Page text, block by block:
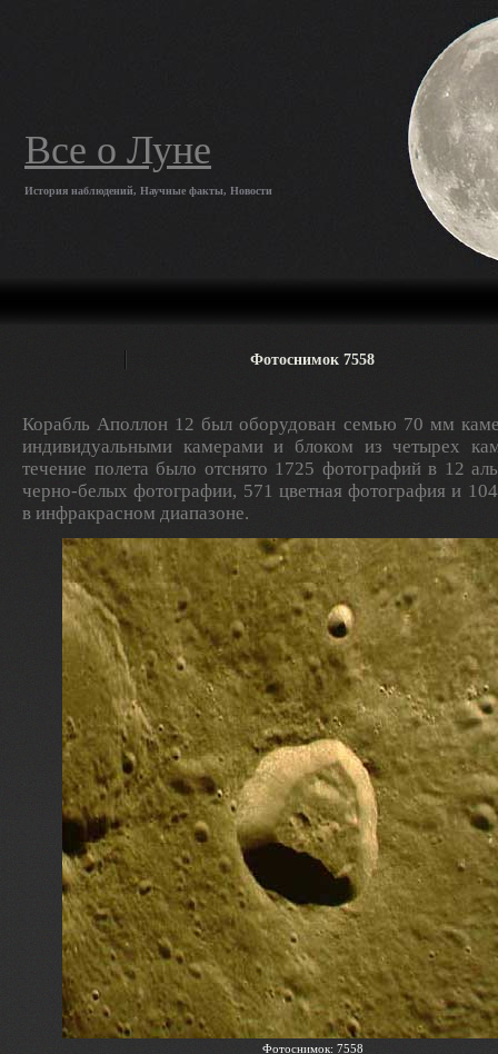
Все о Луне
История наблюдений, Научные факты, Новости
Фотоснимок 7558
Корабль Аполлон 12 был оборудован семью 70 мм
индивидуальными камерами и блоком из четырех
течение полета было отснято 1725 фотографий в 12
черно-белых фотографии, 571 цветная фотография и
в инфракрасном диапазоне.
Фотоснимок: 7558